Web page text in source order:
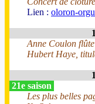
Lien : oloron-
Anne Coulon flûte
Hubert Haye,
21e saison
Les plus belles